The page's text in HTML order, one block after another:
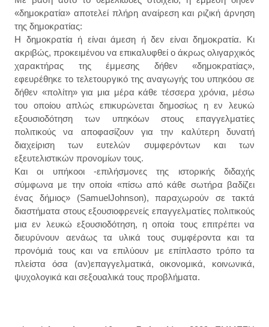
«δημοκρατία» αποτελεί πλήρη αναίρεση και ριζική άρνηση
της δημοκρατίας:
Η δημοκρατία ή είναι άμεση ή δεν είναι δημοκρατία. Κι
ακριβώς, προκειμένου να επικαλυφθεί ο άκρως ολιγαρχικός
χαρακτήρας της έμμεσης δήθεν «δημοκρατίας»,
εφευρέθηκε το τελετουργικό της αναγωγής του υπηκόου σε
δήθεν «πολίτη» για μια μέρα κάθε τέσσερα χρόνια, μέσω
του οποίου απλώς επικυρώνεται δημοσίως η εν λευκώ
εξουσιοδότηση των υπηκόων στους επαγγελματίες
πολιτικούς να αποφασίζουν για την καλύτερη δυνατή
διαχείριση των ευτελών συμφερόντων και των
εξευτελιστικών προνομίων τους.
Και οι υπήκοοι -επιλήσμονες της ιστορικής διδαχής
σύμφωνα με την οποία «πίσω από κάθε σωτήρα βαδίζει
ένας δήμιος» (SamuelJohnson), παραχωρούν σε τακτά
διαστήματα στους εξουσιοφρενείς επαγγελματίες πολιτικούς
μια εν λευκώ εξουσιοδότηση, η οποία τους επιτρέπει να
διευρύνουν αενάως τα υλικά τους συμφέροντα και τα
προνόμιά τους και να επιλύουν με επίπλαστο τρόπο τα
πλείστα όσα (αν)επαγγελματικά, οικονομικά, κοινωνικά,
ψυχολογικά και σεξουαλικά τους προβλήματα.